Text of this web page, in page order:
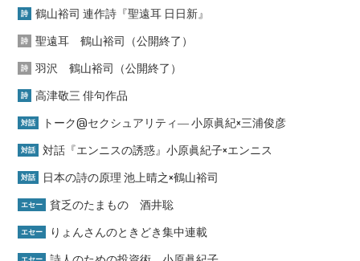
詩 鶴山裕司 連作詩『聖遠耳 日日新』
詩 聖遠耳 鶴山裕司（公開終了）
詩 羽沢 鶴山裕司（公開終了）
詩 高津敬三 俳句作品
対話 トーク@セクシュアリティ― 小原眞紀×三浦俊彦
対話 対話『エンニスの誘惑』小原眞紀子×エンニス
対話 日本の詩の原理 池上晴之×鶴山裕司
エセー 貧乏のたまもの 酒井聡
エセー りょんさんのときどき集中連載